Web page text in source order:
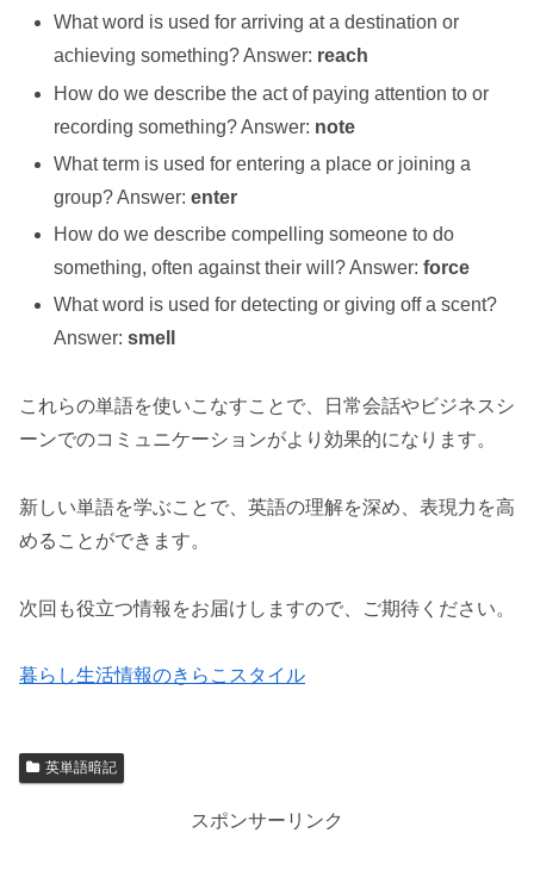
What word is used for arriving at a destination or
achieving something? Answer: reach
How do we describe the act of paying attention to or
recording something? Answer: note
What term is used for entering a place or joining a
group? Answer:enter
How do we describe compelling someone to do
something, often against their will? Answer:force
What word is used for detecting or giving off a scent?
Answer:smell
これらの単語を使いこなすことで、日常会話やビジネスシ
ーンでのコミュニケーションがより効果的になります。
新しい単語を学ぶことで、英語の理解を深め、表現力を高
めることができます。
次回も役立つ情報をお届けしますので、ご期待ください。
暮らし生活情報のきらこスタイル
英単語暗記
スポンサーリンク